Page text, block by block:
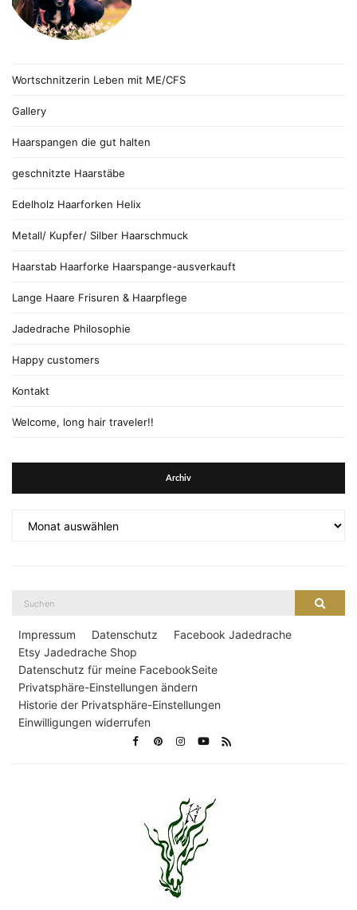
Wortschnitzerin Leben mit ME/CFS
Gallery
Haarspangen die gut halten
geschnitzte Haarstäbe
Edelholz Haarforken Helix
Metall/ Kupfer/ Silber Haarschmuck
Haarstab Haarforke Haarspange-ausverkauft
Lange Haare Frisuren & Haarpflege
Jadedrache Philosophie
Happy customers
Kontakt
Welcome, long hair traveler!!
Archiv
Suche
Impressum Datenschutz
Facebook Jadedrache
Etsy Jadedrache Shop
Datenschutz für meine FacebookSeite
Privatsphäre-Einstellungen ändern
Historie der Privatsphäre-Einstellungen
Einwilligungen widerrufen